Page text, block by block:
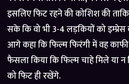
इसलिए फिट रहने की कोशिश की
सके कि वो भी 3-4 लड़कियों को
आगे कहा कि फिल्म फिरंगी में वह
फैसला किया कि फिल्म चाहे मिले या
को फिट ही रखेंगे.